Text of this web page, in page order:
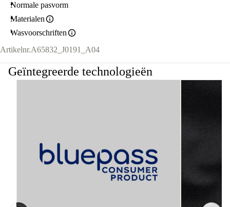
Normale pasvorm
Materialen
Wasvoorschriften
Artikelnr.A65832_J0191_A04
Geïntegreerde technologieën